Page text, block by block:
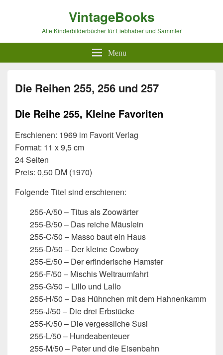
VintageBooks
Alte Kinderbilderbücher für Liebhaber und Sammler
Menu
Die Reihen 255, 256 und 257
Die Reihe 255, Kleine Favoriten
Erschienen: 1969 im Favorit Verlag
Format: 11 x 9,5 cm
24 Seiten
Preis: 0,50 DM (1970)
Folgende Titel sind erschienen:
255-A/50 – Titus als Zoowärter
255-B/50 – Das reiche Mäuslein
255-C/50 – Masso baut ein Haus
255-D/50 – Der kleine Cowboy
255-E/50 – Der erfinderische Hamster
255-F/50 – Mischis Weltraumfahrt
255-G/50 – Lillo und Lallo
255-H/50 – Das Hühnchen mit dem Hahnenkamm
255-J/50 – Die drei Erbstücke
255-K/50 – Die vergessliche Susi
255-L/50 – Hundeabenteuer
255-M/50 – Peter und die Eisenbahn